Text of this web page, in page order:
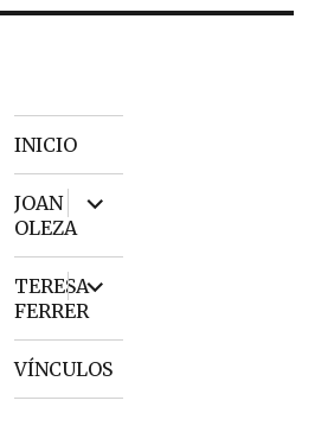
INICIO
JOAN
OLEZA
expand
child
menu
TERESA
FERRER
expand
child
menu
VÍNCULOS